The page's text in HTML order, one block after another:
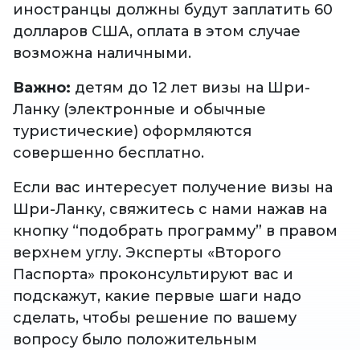
иностранцы должны будут заплатить 60
долларов США, оплата в этом случае
возможна наличными.
Важно: детям до 12 лет визы на Шри-
Ланку (электронные и обычные
туристические) оформляются
совершенно бесплатно.
Если вас интересует получение визы на
Шри-Ланку, свяжитесь с нами нажав на
кнопку “подобрать программу” в правом
верхнем углу. Эксперты «Второго
Паспорта» проконсультируют вас и
подскажут, какие первые шаги надо
сделать, чтобы решение по вашему
вопросу было положительным